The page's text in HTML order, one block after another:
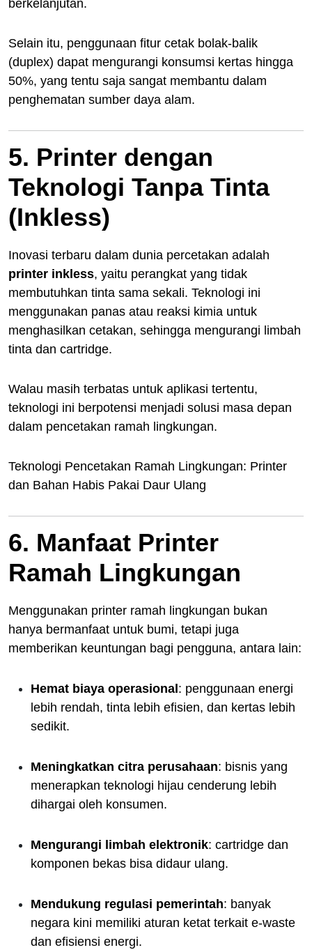
berkelanjutan.
Selain itu, penggunaan fitur cetak bolak-balik
(duplex) dapat mengurangi konsumsi kertas hingga
50%, yang tentu saja sangat membantu dalam
penghematan sumber daya alam.
5. Printer dengan
Teknologi Tanpa Tinta
(Inkless)
Inovasi terbaru dalam dunia percetakan adalah
printer inkless, yaitu perangkat yang tidak
membutuhkan tinta sama sekali. Teknologi ini
menggunakan panas atau reaksi kimia untuk
menghasilkan cetakan, sehingga mengurangi limbah
tinta dan cartridge.
Walau masih terbatas untuk aplikasi tertentu,
teknologi ini berpotensi menjadi solusi masa depan
dalam pencetakan ramah lingkungan.
Teknologi Pencetakan Ramah Lingkungan: Printer
dan Bahan Habis Pakai Daur Ulang
6. Manfaat Printer
Ramah Lingkungan
Menggunakan printer ramah lingkungan bukan
hanya bermanfaat untuk bumi, tetapi juga
memberikan keuntungan bagi pengguna, antara lain:
Hemat biaya operasional: penggunaan energi
lebih rendah, tinta lebih efisien, dan kertas lebih
sedikit.
Meningkatkan citra perusahaan: bisnis yang
menerapkan teknologi hijau cenderung lebih
dihargai oleh konsumen.
Mengurangi limbah elektronik: cartridge dan
komponen bekas bisa didaur ulang.
Mendukung regulasi pemerintah: banyak
negara kini memiliki aturan ketat terkait e-waste
dan efisiensi energi.